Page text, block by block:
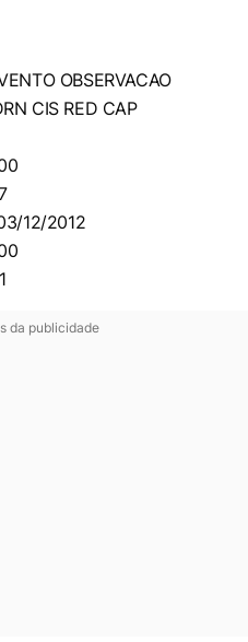
OBSERVACAO
CIS RED CAP
12/2012
da publicidade